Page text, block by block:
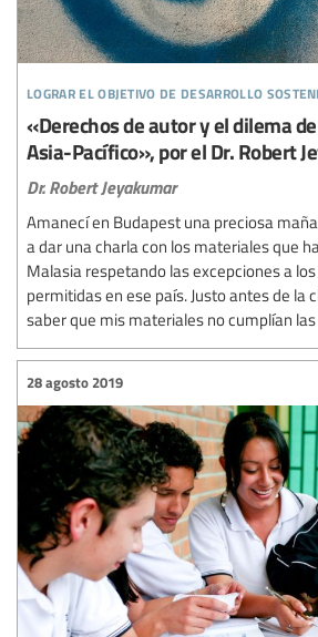
lograr el objetivo de desarrollo
«Derechos de autor y el dilema
Asia-Pacífico», por el Dr. Robert
Dr. Robert Jeyakumar
Amanecí en Budapest una preciosa
a dar una charla con los materiales que
Malasia respetando las excepciones a
permitidas en ese país. Justo antes de la
saber que mis materiales no cumplían las
28 agosto 2019